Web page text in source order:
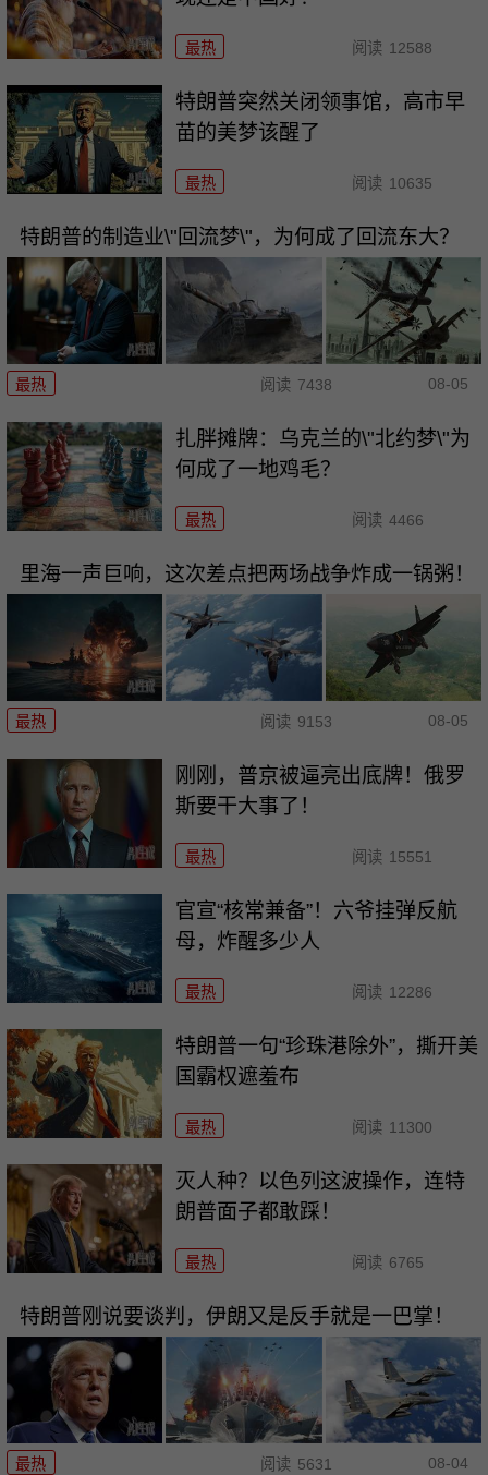
最热 阅读 12588
特朗普突然关闭领事馆，高市早
苗的美梦该醒了
最热 阅读 10635
特朗普的制造业\"回流梦\"，为何成了回流东大？
最热 阅读 7438 08-05
扎胖摊牌：乌克兰的\"北约梦\"为
何成了一地鸡毛？
最热 阅读 4466
里海一声巨响，这次差点把两场战争炸成一锅粥！
最热 阅读 9153 08-05
刚刚，普京被逼亮出底牌！俄罗
斯要干大事了！
最热 阅读 15551
官宣“核常兼备”！六爷挂弹反航
母，炸醒多少人
最热 阅读 12286
特朗普一句“珍珠港除外”，撕开美
国霸权遮羞布
最热 阅读 11300
灭人种？以色列这波操作，连特
朗普面子都敢踩！
最热 阅读 6765
特朗普刚说要谈判，伊朗又是反手就是一巴掌！
最热 阅读 5631 08-04